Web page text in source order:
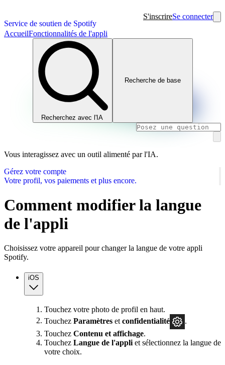
Service de soutien de Spotify
S'inscrireSe connecter
AccueilFonctionnalités de l'appli
Recherchez avec l'IA
Recherche de base
Vous interagissez avec un outil alimenté par l'IA.
Gérez votre compte
Votre profil, vos paiements et plus encore.
Comment modifier la langue
de l'appli
Choisissez votre appareil pour changer la langue de votre appli
Spotify.
iOS
Touchez votre photo de profil en haut.
Touchez Paramètres et confidentialité
.
Touchez Contenu et affichage.
Touchez Langue de l'appli et sélectionnez la langue de
votre choix.